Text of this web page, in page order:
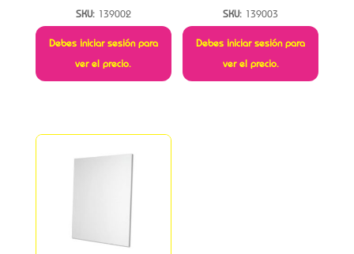
SKU: 139002
Debes iniciar sesión para
ver el precio.
SKU: 139003
Debes iniciar sesión para
ver el precio.